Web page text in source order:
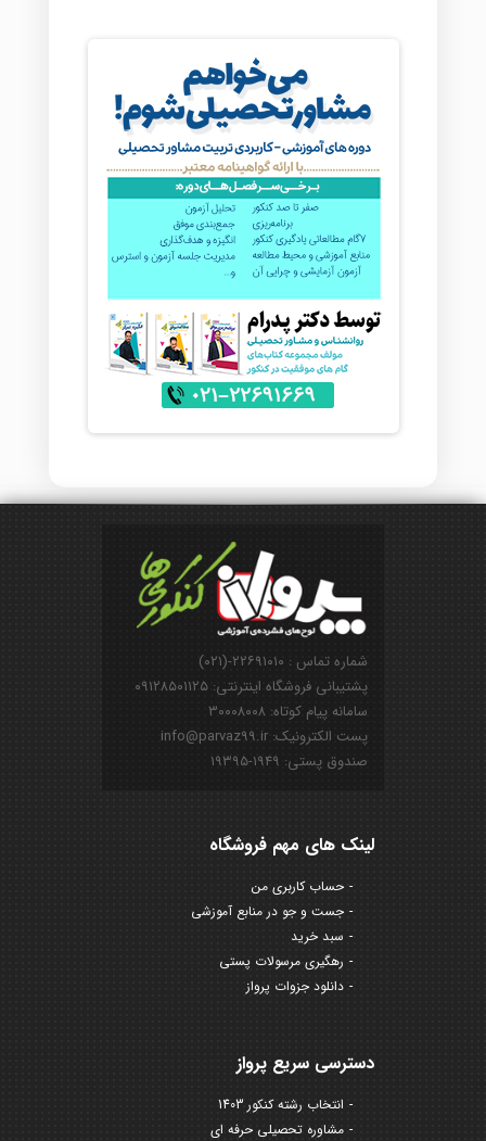
شماره تماس : ۲۲۶۹۱۰۱۰-(۰۲۱)
پشتیبانی فروشگاه اینترنتی: ۰۹۱۲۸۵۰۱۱۲۵
سامانه پیام کوتاه: ۳۰۰۰۸۰۰۸
پست الکترونیک: info@parvaz99.ir
صندوق پستی: ۱۹۴۹-۱۹۳۹۵
لینک های مهم فروشگاه
حساب کاربری من
جست و جو در منابع آموزشی
سبد خرید
رهگیری مرسولات پستی
دانلود جزوات پرواز
دسترسی سریع پرواز
انتخاب رشته کنکور 1403
مشاوره تحصیلی حرفه ای